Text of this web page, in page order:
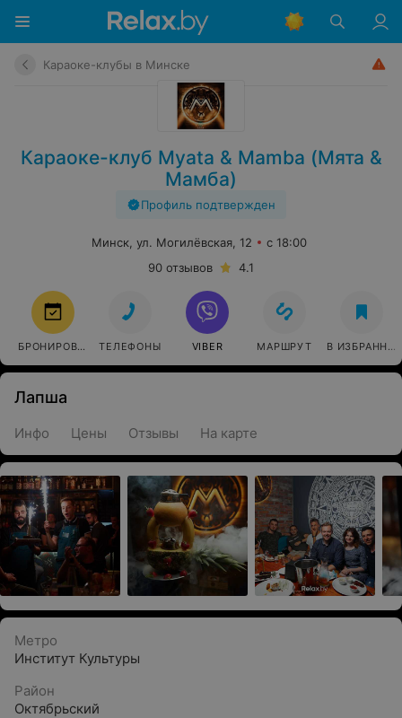
Караоке-клубы в Минске
Караоке-клуб Myata & Mamba (Мята &
Мамба)
Профиль подтвержден
Минск, ул. Могилёвская, 12
с 18:00
90 отзывов
4.1
БРОНИРОВАТЬ ТЕЛЕФОНЫ VIBER МАРШРУТ В ИЗБРАННОЕ
Лапша
Инфо Цены Отзывы На карте
Метро
Институт Культуры
Район
Октябрьский